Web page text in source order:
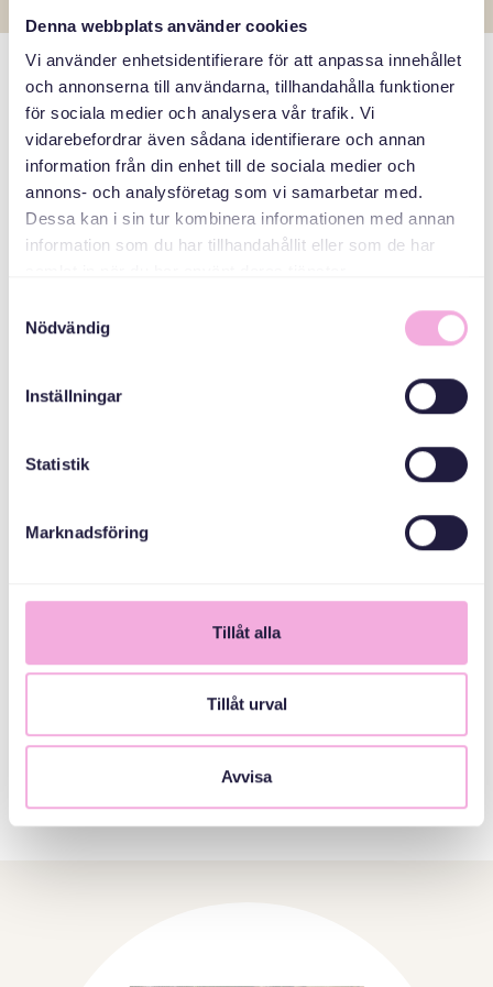
Denna webbplats använder cookies
Vi använder enhetsidentifierare för att anpassa innehållet
och annonserna till användarna, tillhandahålla funktioner
för sociala medier och analysera vår trafik. Vi
vidarebefordrar även sådana identifierare och annan
information från din enhet till de sociala medier och
annons- och analysföretag som vi samarbetar med.
Dessa kan i sin tur kombinera informationen med annan
information som du har tillhandahållit eller som de har
Nödvändig
Inställningar
Statistik
Marknadsföring
Tillåt alla
Tillåt urval
Avvisa
مكان عمل فريد من نوعه
نحن العاملون في Svenska med baby لدينا خلفيات مختلفة
ونتحدث لغات مختلفة وأعمار مختلفة. حصل الكثير منا على أول
وظيفة لنا في السويد هنا. البعض منا لديه خلفية لاجئة، بينما جاء
البعض الآخر إلى السويد لأسباب أخرى. لقد عاش عدد قليل منا
نتمنى أن تتمكن المزيد من المنظمات والشركات من رؤية جميع
اللغوية. نحن في Svenska med baby نتحدث ما مجموعه 18
لغة!
نحن نتعلم من بعضنا البعض كل يوم، ونكتسب فهمًا متزايدًا للأديان
في مكان العمل.